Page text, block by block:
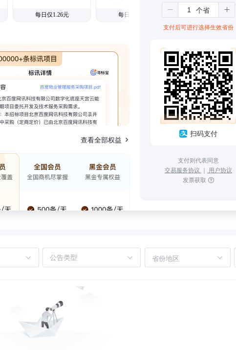
每日仅1.26元 每日仅1.08元
查看全部权益
支付后可进行选择生效省份
扫码支付
支付则代表同意
交易服务协议 ｜ 用户协议
发票获取
省份地区